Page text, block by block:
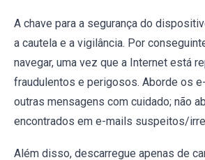
A chave para a segurança do
a cautela e a vigilância. Por
navegar, uma vez que a Internet está
fraudulentos e perigosos. Aborde os
outras mensagens com cuidado; não
encontrados em e-mails suspeitos/
Além disso, descarregue apenas de